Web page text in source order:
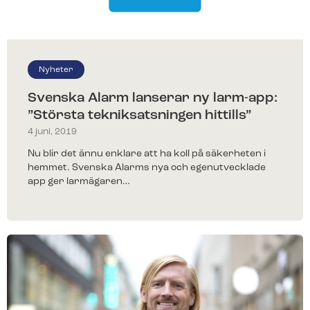
kort.
Nyheter
Svenska Alarm lanserar ny larm-app:
”Största tekniksatsningen hittills”
4 juni, 2019
Nu blir det ännu enklare att ha koll på säkerheten i
hemmet. Svenska Alarms nya och egenutvecklade
app ger larmägaren…